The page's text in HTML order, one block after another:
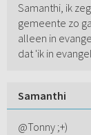
Samanthi, ik
gemeente zo
alleen in
dat 'ik in
Samanthi
@Tonny ;+)